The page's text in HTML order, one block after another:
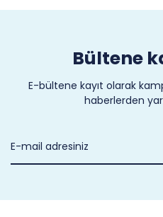
Bültene
E-bültene kayıt olarak
haberlerden